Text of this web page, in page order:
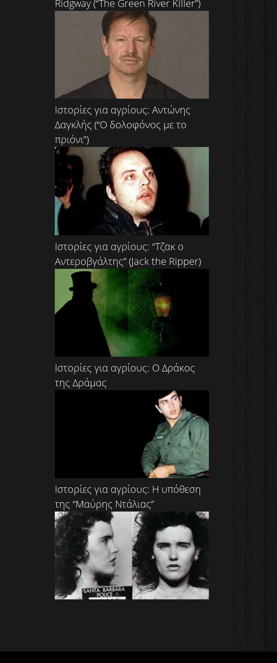
Ridgway (“The Green River Killer”)
Ιστορίες για αγρίους: Αντώνης
Δαγκλής (“Ο δολοφόνος με το
πριόνι”)
Ιστορίες για αγρίους: “Τζακ ο
Αντεροβγάλτης” (Jack the Ripper)
Ιστορίες για αγρίους: Ο Δράκος
της Δράμας
Ιστορίες για αγρίους: Η υπόθεση
της “Μαύρης Ντάλιας”